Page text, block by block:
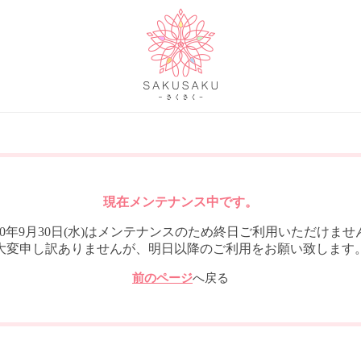
現在メンテナンス中です。
年9月30日(水)はメンテナンスのため終日ご利用いただけませ
変申し訳ありませんが、明日以降のご利用をお願い致します
前のページへ戻る